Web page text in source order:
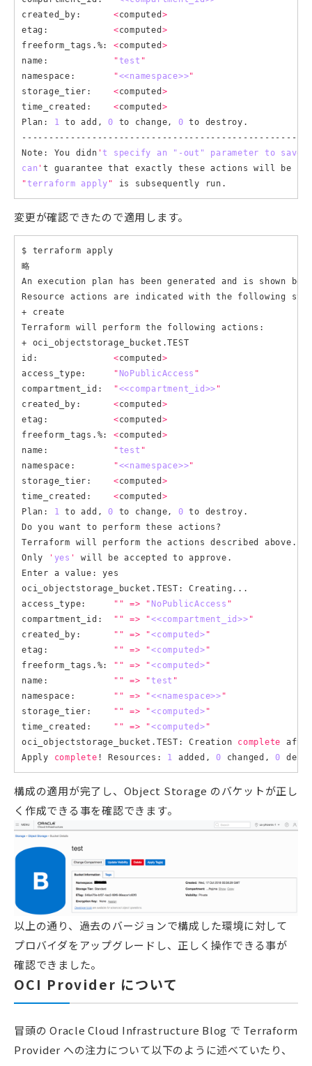
created_by: <computed >
etag: <computed >
freeform_tags.%: <computed >
name:
"test "
namespace:
"<<namespace>>"
storage_tier: <computed >
time_created: <computed >
Plan:
1 to add, 0 to change, 0 to destroy.
Note: You didn 't specify an "-out" parameter to save
can ' t guarantee that exactly these actions will be
"terraform apply "
変更が確認できたので適用します。
$ terraform apply
略
An execution plan has been generated and is shown
Resource actions are indicated with the following
+ create
Terraform will perform the following actions:
+ oci_objectstorage_bucket.TEST
id: <computed >
access_type:
" NoPublicAccess "
compartment_id:
"<<compartment_id>> "
created_by: <computed >
etag: <computed >
freeform_tags.%: <computed >
name:
"test "
namespace:
"<<namespace>>"
storage_tier: <computed >
time_created: <computed >
Plan:
1 to add, 0 to change, 0 to destroy.
Do you want to perform these actions?
Terraform will perform the actions described above.
Only
' yes '
will be accepted to approve.
Enter a value: yes
oci_objectstorage_bucket.TEST: Creating...
access_type:
"" => " NoPublicAccess "
compartment_id:
"" => "<<compartment_id>> "
created_by:
"" => "<computed> "
etag:
"" => "<computed> "
freeform_tags.%:
"" => "<computed> "
name:
"" => "test "
namespace:
"" => "<<namespace>> "
storage_tier:
"" => "<computed> "
time_created:
"" => "<computed> "
oci_objectstorage_bucket.TEST: Creation complete
Apply
complete ! Resources: 1 added, 0 changed, 0
構成の適用が完了し、Object Storage のバケットが正し
く作成できる事を確認できます。
以上の通り、過去のバージョンで構成した環境に対して
プロバイダをアップグレードし、正しく操作できる事が
確認できました。
OCI Provider について
冒頭の Oracle Cloud Infrastructure Blog で Terraform
Provider への注力について以下のように述べていたり、